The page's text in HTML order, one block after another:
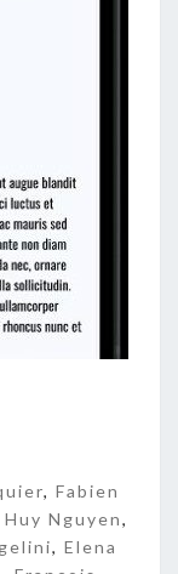
, Fabien
Huy Nguyen,
, Elena